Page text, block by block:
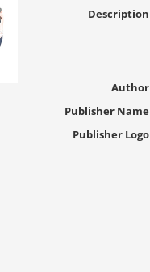
Description
Author
Publisher Name
Publisher Logo